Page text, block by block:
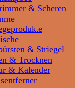
& Scheren
& Striegel
& Trocknen
& Kalender